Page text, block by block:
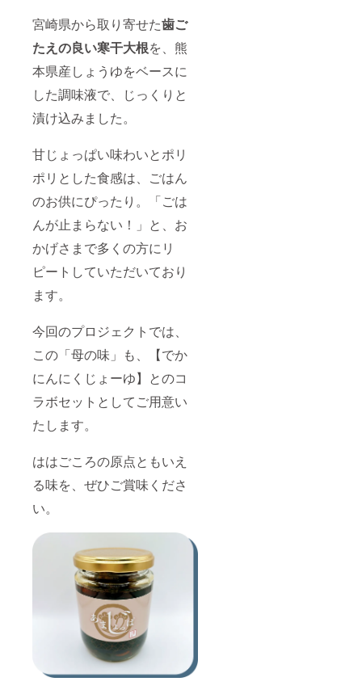
宮崎県から取り寄せた歯ご
たえの良い寒干大根を、熊
本県産しょうゆをベースに
した調味液で、じっくりと
漬け込みました。
甘じょっぱい味わいとポリ
ポリとした食感は、ごはん
のお供にぴったり。「ごは
んが止まらない！」と、お
かげさまで多くの方にリ
ピートしていただいており
ます。
今回のプロジェクトでは、
この「母の味」も、【でか
にんにくじょーゆ】とのコ
ラボセットとしてご用意い
たします。
ははごころの原点ともいえ
る味を、ぜひご賞味くださ
い。